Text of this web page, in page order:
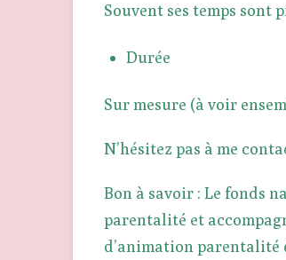
Souvent ses temps sont
Durée
Sur mesure (à voir
N’hésitez pas à me
Bon à savoir : Le fonds
parentalité et
d’animation parentalité